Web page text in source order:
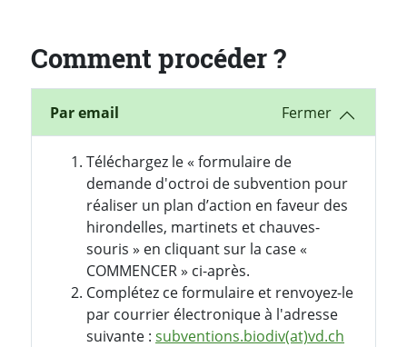
Comment procéder ?
Par email
Téléchargez le « formulaire de
demande d'octroi de subvention pour
réaliser un plan d’action en faveur des
hirondelles, martinets et chauves-
souris » en cliquant sur la case «
COMMENCER » ci-après.
Complétez ce formulaire et renvoyez-le
par courrier électronique à l'adresse
suivante : subventions.biodiv(at)vd.ch